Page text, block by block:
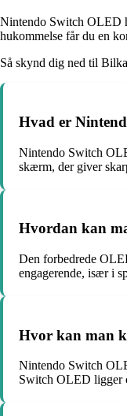
Nintendo Switch OLED
hukommelse får du en
Så skynd dig ned til
Hvad er
Nintendo Switch
skærm, der giver
Hvordan kan
Den forbedrede
engagerende, især i
Hvor kan man
Nintendo Switch
Switch OLED ligger